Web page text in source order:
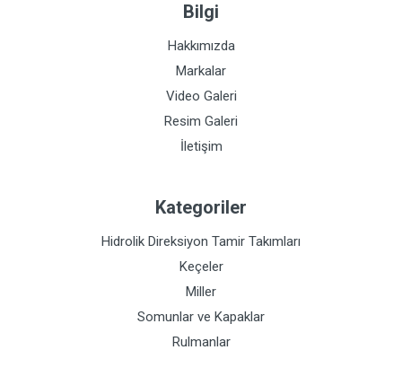
Bilgi
Hakkımızda
Markalar
Video Galeri
Resim Galeri
İletişim
Kategoriler
Hidrolik Direksiyon Tamir Takımları
Keçeler
Miller
Somunlar ve Kapaklar
Rulmanlar